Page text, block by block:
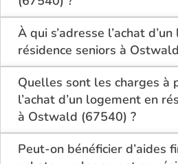
d’une salle de bain adaptée
ou jardin privatif.
Plusieurs résidences offrent
communs partagés
d’activités, etc.).
Acheter en résidence seniors
présente plusieurs avantages :
Un logement sécurisé et
vieillissement,
Un environnement social
activités quotidiennes,
La possibilité de
en bénéficiant de
Une valorisation
À qui s’adresse l’achat
résidence seniors à
L’achat en résidence seniors
s’adresse aux personnes
souhaitent vivre dans un
et sécurisé, sans les
traditionnel.
Il s’adresse aussi aux
Quelles sont les charges à
l’achat d’un logement en
à Ostwald (67540) ?
Après l’achat, les résidents
charges mensuelles couvrant
Peut-on bénéficier d’aides